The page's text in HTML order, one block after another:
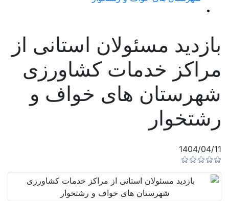
بازدید مسئولان استانی از
مراکز خدمات کشاورزی
شهرستان های خواف و
رشتخوار
1404/04/11